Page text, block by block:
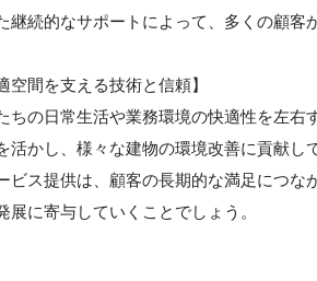
継続的なサポートによって、多くの顧客
空間を支える技術と信頼】
ちの日常生活や業務環境の快適性を左
活かし、様々な建物の環境改善に貢献
ビス提供は、顧客の長期的な満足につ
展に寄与していくことでしょう。